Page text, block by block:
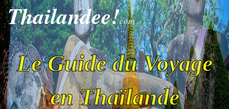
Thailandee!com
Le Guide du Voyage
en Thaïlande